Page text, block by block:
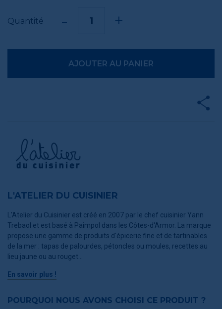
Quantité - +
AJOUTER AU PANIER
L'ATELIER DU CUISINIER
L'Atelier du Cuisinier est créé en 2007 par le chef cuisinier Yann
Trebaol et est basé à Paimpol dans les Côtes-d'Armor. La marque
propose une gamme de produits d'épicerie fine et de tartinables
de la mer : tapas de palourdes, pétoncles ou moules, recettes au
lieu jaune ou au rouget...
En savoir plus !
POURQUOI NOUS AVONS CHOISI CE PRODUIT ?